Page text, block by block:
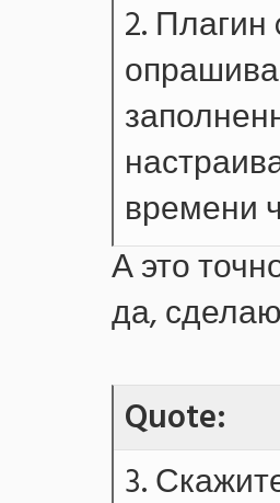
2. Плагин
времени
А это
да,
Quote:
3.